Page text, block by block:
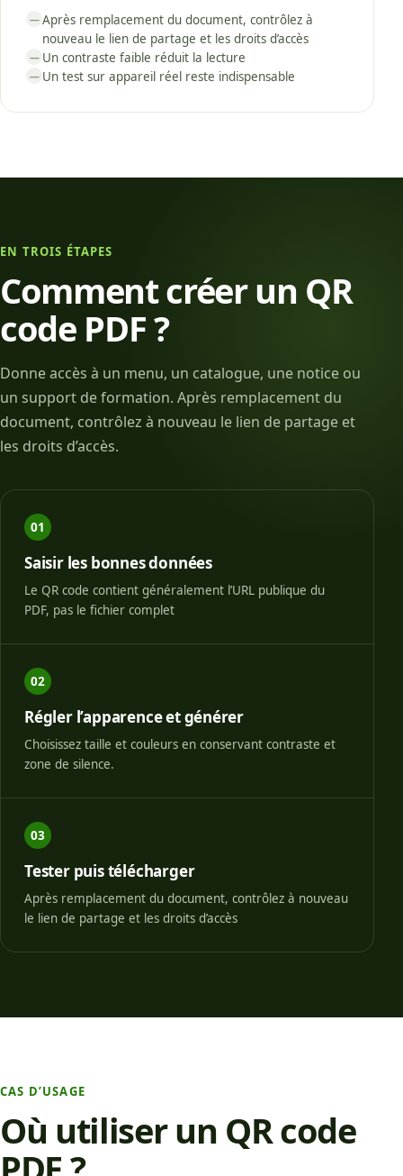
— Après remplacement du document, contrôlez à
nouveau le lien de partage et les droits d’accès
— Un contraste faible réduit la lecture
— Un test sur appareil réel reste indispensable
EN TROIS ÉTAPES
Comment créer un QR
code PDF ?
Donne accès à un menu, un catalogue, une notice ou
un support de formation. Après remplacement du
document, contrôlez à nouveau le lien de partage et
les droits d’accès.
01
Saisir les bonnes données
Le QR code contient généralement l’URL publique du
PDF, pas le fichier complet
02
Régler l’apparence et générer
Choisissez taille et couleurs en conservant contraste et
zone de silence.
03
Tester puis télécharger
Après remplacement du document, contrôlez à nouveau
le lien de partage et les droits d’accès
CAS D’USAGE
Où utiliser un QR code